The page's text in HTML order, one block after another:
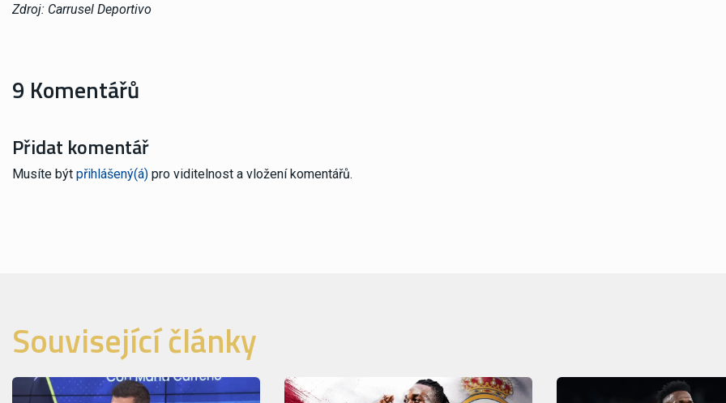
Zdroj: Carrusel Deportivo
9 Komentářů
Přidat komentář
Musíte být přihlášený(á) pro viditelnost a vložení komentářů.
Související články